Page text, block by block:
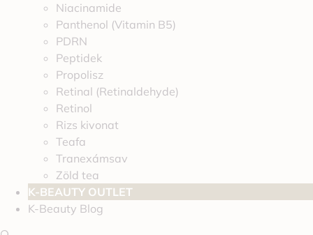
Niacinamide
Panthenol (Vitamin B5)
PDRN
Peptidek
Propolisz
Retinal (Retinaldehyde)
Retinol
Rizs kivonat
Teafa
Tranexámsav
Zöld tea
K-BEAUTY OUTLET
K-Beauty Blog